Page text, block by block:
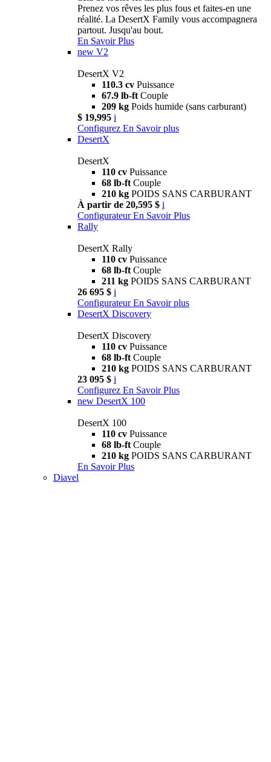
Prenez vos rêves les plus fous et faites-en une
réalité. La DesertX Family vous accompagnera
partout. Jusqu'au bout.
En Savoir Plus
new V2
DesertX V2
110.3 cv Puissance
67.9 lb-ft Couple
209 kg Poids humide (sans carburant)
$ 19,995 i
Configurez En Savoir plus
DesertX
DesertX
110 cv Puissance
68 lb-ft Couple
210 kg POIDS SANS CARBURANT
À partir de 20,595 $ i
Configurateur En Savoir Plus
Rally
DesertX Rally
110 cv Puissance
68 lb-ft Couple
211 kg POIDS SANS CARBURANT
26 695 $ i
Configurateur En Savoir plus
DesertX Discovery
DesertX Discovery
110 cv Puissance
68 lb-ft Couple
210 kg POIDS SANS CARBURANT
23 095 $ i
Configurez En Savoir Plus
new DesertX 100
DesertX 100
110 cv Puissance
68 lb-ft Couple
210 kg POIDS SANS CARBURANT
En Savoir Plus
Diavel